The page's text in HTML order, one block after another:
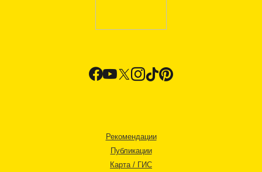
Рекомендации
Публикации
Карта / ГИС